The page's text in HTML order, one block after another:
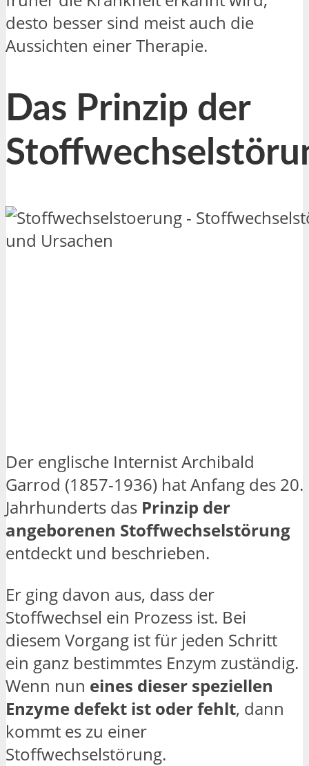
desto besser sind meist auch die
Aussichten einer Therapie.
Das Prinzip der
Der englische Internist Archibald
Garrod (1857-1936) hat Anfang des 20.
Jahrhunderts das Prinzip der
angeborenen Stoffwechselstörung
entdeckt und beschrieben.
Er ging davon aus, dass der
Stoffwechsel ein Prozess ist. Bei
diesem Vorgang ist für jeden Schritt
ein ganz bestimmtes Enzym zuständig.
Wenn nun eines dieser speziellen
Enzyme defekt ist oder fehlt, dann
kommt es zu einer
Stoffwechselstörung.